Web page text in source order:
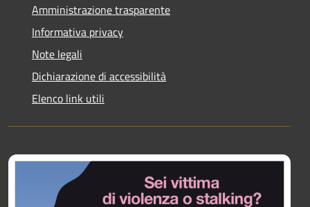
Amministrazione trasparente
Informativa privacy
Note legali
Dichiarazione di accessibilità
Elenco link utili